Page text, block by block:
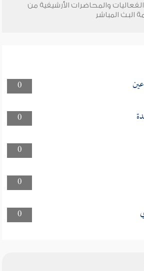
والمحاضرات الأرشيفية من
البث المباشر
0
0
0
0
0